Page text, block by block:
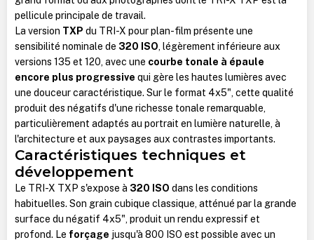
pellicule principale de travail.
La version TXP du TRI-X pour plan-film présente une
sensibilité nominale de 320 ISO, légèrement inférieure aux
versions 135 et 120, avec une courbe tonale à épaule
encore plus progressive qui gère les hautes lumières avec
une douceur caractéristique. Sur le format 4x5", cette qualité
produit des négatifs d'une richesse tonale remarquable,
particulièrement adaptés au portrait en lumière naturelle, à
l'architecture et aux paysages aux contrastes importants.
Caractéristiques techniques et
développement
Le TRI-X TXP s'expose à 320 ISO dans les conditions
habituelles. Son grain cubique classique, atténué par la grande
surface du négatif 4x5", produit un rendu expressif et
profond. Le forçage jusqu'à 800 ISO est possible avec un